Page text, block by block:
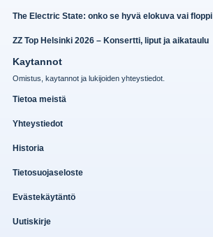
The Electric State: onko se hyvä elokuva vai floppi
ZZ Top Helsinki 2026 – Konsertti, liput ja aikataulu
Kaytannot
Omistus, kaytannot ja lukijoiden yhteystiedot.
Tietoa meistä
Yhteystiedot
Historia
Tietosuojaseloste
Evästekäytäntö
Uutiskirje